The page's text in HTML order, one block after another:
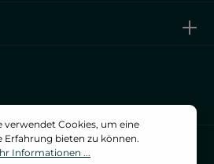
verwendet Cookies, um eine
Erfahrung bieten zu können.
Informationen ...